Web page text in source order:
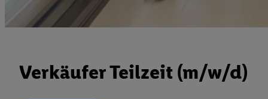
Verkäufer Teilzeit (m/w/d)